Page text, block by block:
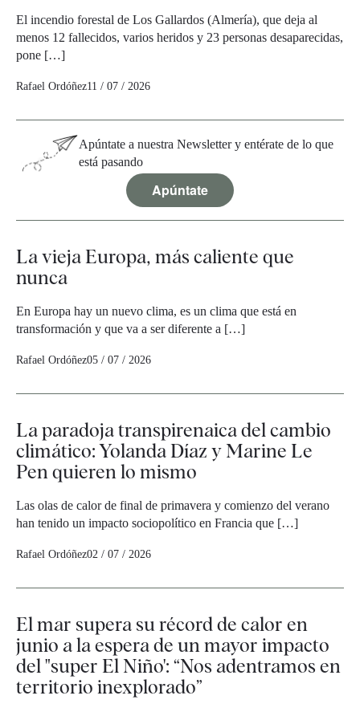
El incendio forestal de Los Gallardos (Almería), que deja al
menos 12 fallecidos, varios heridos y 23 personas desaparecidas,
pone […]
Rafael Ordóñez11 / 07 / 2026
Apúntate a nuestra Newsletter y entérate de lo que
está pasando
Apúntate
La vieja Europa, más caliente que
nunca
En Europa hay un nuevo clima, es un clima que está en
transformación y que va a ser diferente a […]
Rafael Ordóñez05 / 07 / 2026
La paradoja transpirenaica del cambio
climático: Yolanda Díaz y Marine Le
Pen quieren lo mismo
Las olas de calor de final de primavera y comienzo del verano
han tenido un impacto sociopolítico en Francia que […]
Rafael Ordóñez02 / 07 / 2026
El mar supera su récord de calor en
junio a la espera de un mayor impacto
del "super El Niño': “Nos adentramos en
territorio inexplorado”